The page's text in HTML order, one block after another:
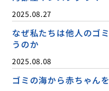
2025.08.27
なぜ私たちは他人のゴ
うのか
2025.08.08
ゴミの海から赤ちゃん